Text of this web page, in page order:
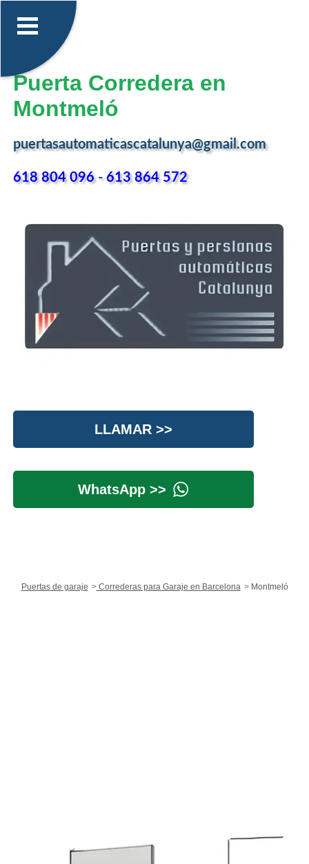
Puerta Corredera en
Montmeló
puertasautomaticascatalunya@gmail.com
618 804 096-613 864 572
LLAMAR >>
WhatsApp >>
Puertas de garaje Correderas para Garaje en Barcelona Montmeló